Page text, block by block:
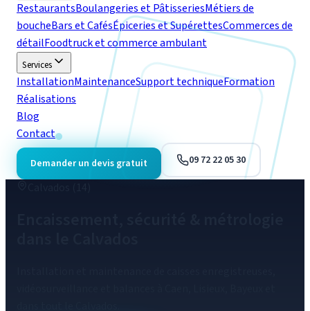
RestaurantsBoulangeries et PâtisseriesMétiers de
boucheBars et CafésÉpiceries et SupérettesCommerces de
détailFoodtruck et commerce ambulant
Services
InstallationMaintenanceSupport techniqueFormation
Réalisations
Blog
Contact
Demander un devis gratuit 09 72 22 05 30